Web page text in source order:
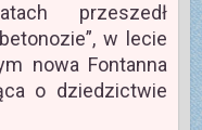
przeszedł
w lecie
nowa Fontanna
o dziedzictwie